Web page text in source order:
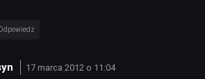
17 marca 2012 o 11:04